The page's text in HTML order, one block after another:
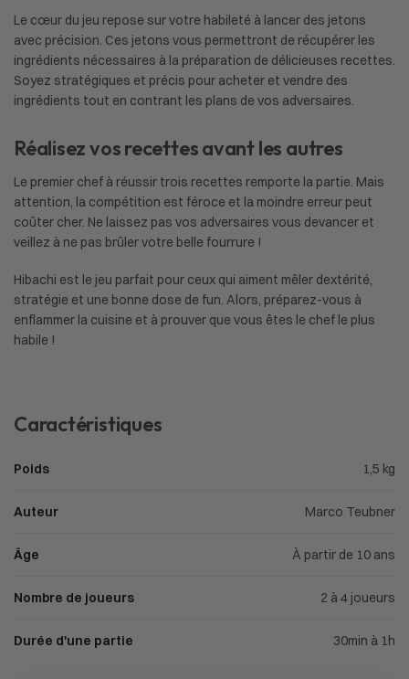
Le cœur du jeu repose sur votre habileté à lancer des jetons
avec précision. Ces jetons vous permettront de récupérer les
ingrédients nécessaires à la préparation de délicieuses recettes.
Soyez stratégiques et précis pour acheter et vendre des
ingrédients tout en contrant les plans de vos adversaires.
Réalisez vos recettes avant les autres
Le premier chef à réussir trois recettes remporte la partie. Mais
attention, la compétition est féroce et la moindre erreur peut
coûter cher. Ne laissez pas vos adversaires vous devancer et
veillez à ne pas brûler votre belle fourrure !
Hibachi est le jeu parfait pour ceux qui aiment mêler dextérité,
stratégie et une bonne dose de fun. Alors, préparez-vous à
enflammer la cuisine et à prouver que vous êtes le chef le plus
habile !
Caractéristiques
Poids 1,5 kg
Auteur Marco Teubner
Âge À partir de 10 ans
Nombre de joueurs 2 à 4 joueurs
Durée d'une partie 30min à 1h